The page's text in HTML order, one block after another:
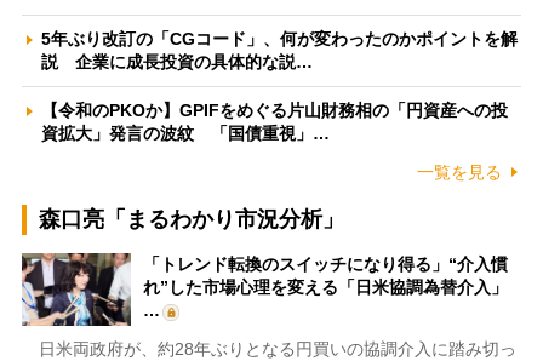
5年ぶり改訂の「CGコード」、何が変わったのかポイントを解
説 企業に成長投資の具体的な説…
【令和のPKOか】GPIFをめぐる片山財務相の「円資産への投
資拡大」発言の波紋 「国債重視」…
一覧を見る
森口亮「まるわかり市況分析」
「トレンド転換のスイッチになり得る」“介入慣
れ”した市場心理を変える「日米協調為替介入」
…
日米両政府が、約28年ぶりとなる円買いの協調介入に踏み切っ